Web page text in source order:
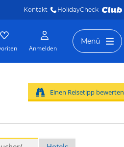
Kontakt HolidayCheck
Anmelden
Menü
Einen Reisetipp bewerten